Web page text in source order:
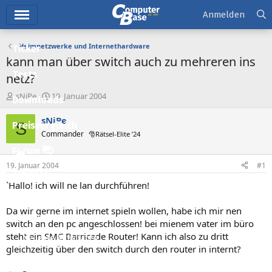
Ticker
Tests
Downloads
Preisvergleich
Forum
Aktuelles
Neue Beiträge
Neueste Aktivitäten
Anmelden
Heimnetzwerke und Internethardware
kann man über switch auch zu mehreren ins
netz?
E
r
s
t
e
r
sNiPe
E
r
s
e
l
t
a
19. Januar 2004
S sNiPe
Commander 🎅Rätsel-Elite ’24
19. Januar 2004 #1
`Hallo! ich will ne lan durchführen!
Da wir gerne im internet spieln wollen, habe ich mir nen
switch an den pc angeschlossen! bei mienem vater im büro
steht ein SMC Barricade Router! Kann ich also zu dritt
gleichzeitig über den switch durch den router in internt?